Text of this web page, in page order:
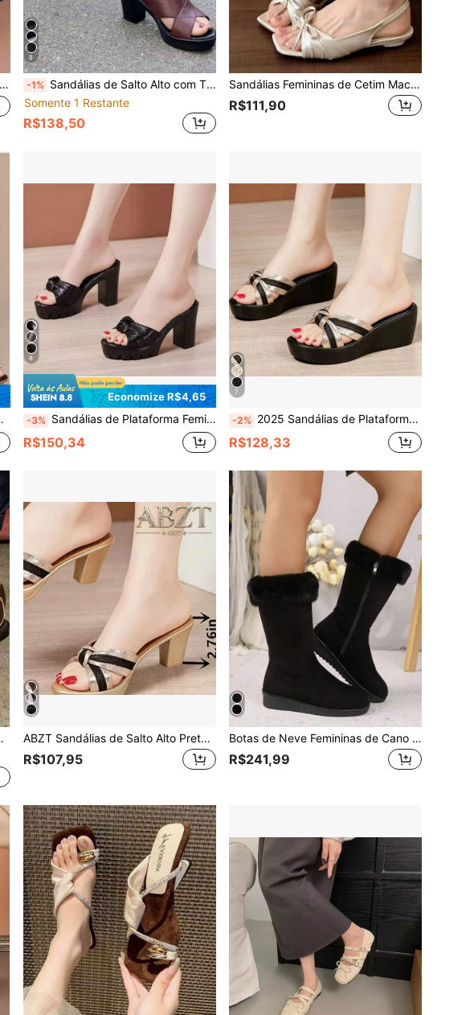
8
-1% Sandálias de Salto Alto com Tiras Cruzadas Vermelhas Femininas, Chinelos Casuais Femininos de Slip-On para Uso Externo
Somente 1 Restante
R$138,50
Sandálias Femininas de Cetim Macio com Laço, Novo Estilo de Verão 2026, Sapatos Romanos Doces com Recorte Lateral e Bico Aberto para Uso Externo, Combina com Saias
R$111,90
8
Economize R$4,65
-3% Sandálias de Plataforma Femininas com Solado Grosso, Verão 2026, Salto Super Alto de 10cm, Modelo Aberto e Dourado, Moderno
R$150,34
7
-2% 2025 Sandálias de Plataforma com para Primavera/Verão, Sola Grossa de Salto Médio, Versátil, Tamanho Grande, Sapatos Confortáveis para Vestir para Mães
R$128,33
ABZT Sandálias de Salto Alto Pretas de Cor Sólida de Moda Feminina de Verão, Chinelos Casuais Portáteis para Uso Externo, Sapatos Doces de Mãe para os Dedos
R$107,95
Botas de Neve Femininas de Cano Médio, Forro Térmico Reforçado, Salto Anabela, Tecido Macio e Quente, Zíper Lateral, Botas Versáteis de Inverno com Bico Redondo para Uso Externo, Preto com Forro Térmico
R$241,99